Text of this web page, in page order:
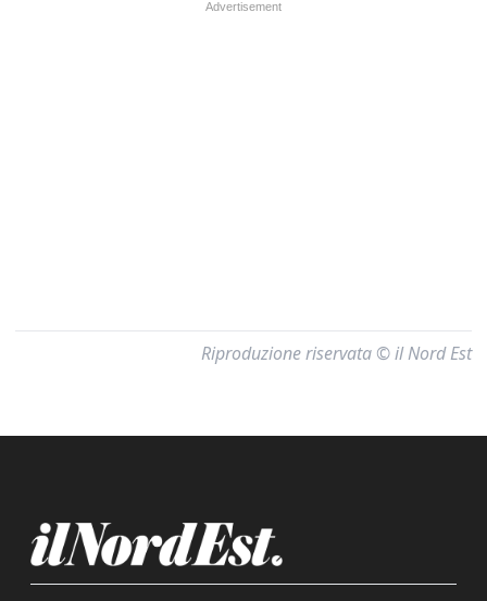
Riproduzione riservata © il Nord Est